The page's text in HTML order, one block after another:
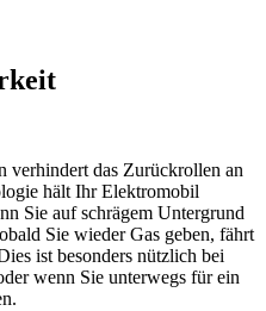
das Zurückrollen an
hält Ihr Elektromobil
Sie auf schrägem Untergrund
Sie wieder Gas geben, fährt
ist besonders nützlich bei
wenn Sie unterwegs für ein